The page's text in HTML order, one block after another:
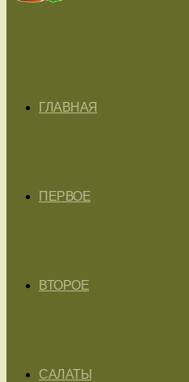
ГЛАВНАЯ
ПЕРВОЕ
ВТОРОЕ
САЛАТЫ